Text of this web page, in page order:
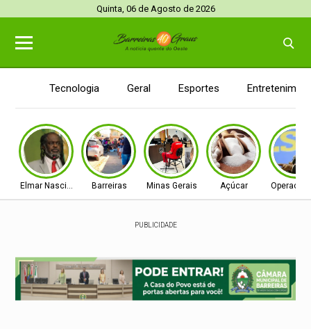
Quinta, 06 de Agosto de 2026
Tecnologia Geral Esportes
Elmar Nascimento Barreiras Minas Gerais Açúcar Operação
PUBLICIDADE